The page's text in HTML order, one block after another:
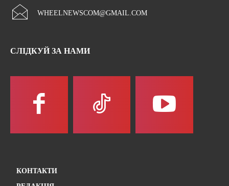
WHEELNEWSCOM@GMAIL.COM
СЛІДКУЙ ЗА НАМИ
КОНТАКТИ